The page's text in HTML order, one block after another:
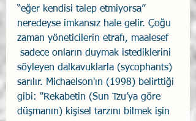
“eğer kendisi talep etmiyorsa”
neredeyse imkansız hale gelir. Çoğu
zaman yöneticilerin etrafı, maalesef
sadece onların duymak istediklerini
söyleyen dalkavuklarla (sycophants)
sarılır. Michaelson'ın (1998) belirttiği
gibi: "Rekabetin (Sun Tzu’ya göre
düşmanın) kişisel tarzını bilmek işin